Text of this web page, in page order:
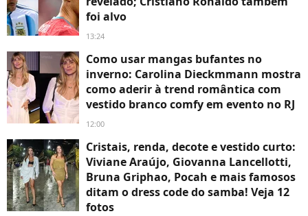
foi alvo
13:24
Como usar mangas bufantes no
inverno: Carolina Dieckmmann mostra
como aderir à trend romântica com
vestido branco comfy em evento no RJ
12:00
Cristais, renda, decote e vestido curto:
Viviane Araújo, Giovanna Lancellotti,
Bruna Griphao, Pocah e mais famosos
ditam o dress code do samba! Veja 12
fotos